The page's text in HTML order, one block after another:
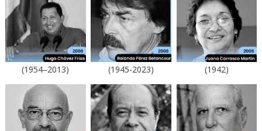
(1954–2013) (1945-2023) (1942)